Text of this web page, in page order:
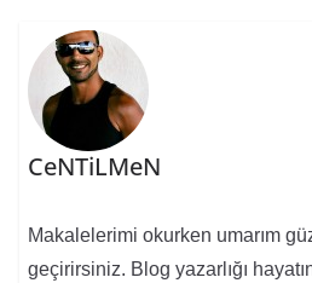
CeNTiLMeN
Makalelerimi okurken umarım
geçirirsiniz. Blog yazarlığı